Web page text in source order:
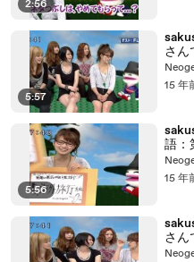
2:56
5:57
さん
15 年
5:56
語：
15 年
さん